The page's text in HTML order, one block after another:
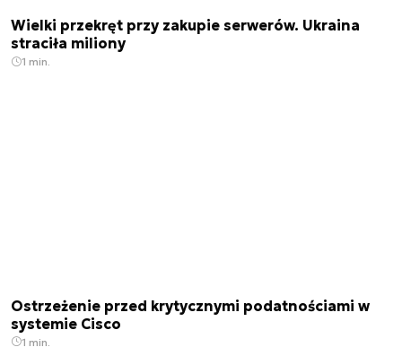
Wielki przekręt przy zakupie serwerów. Ukraina
straciła miliony
1 min.
Ostrzeżenie przed krytycznymi podatnościami w
systemie Cisco
1 min.